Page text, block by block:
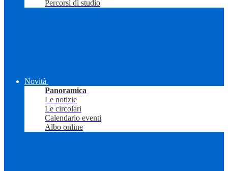
Percorsi di studio
Novità
Panoramica
Le notizie
Le circolari
Calendario eventi
Albo online